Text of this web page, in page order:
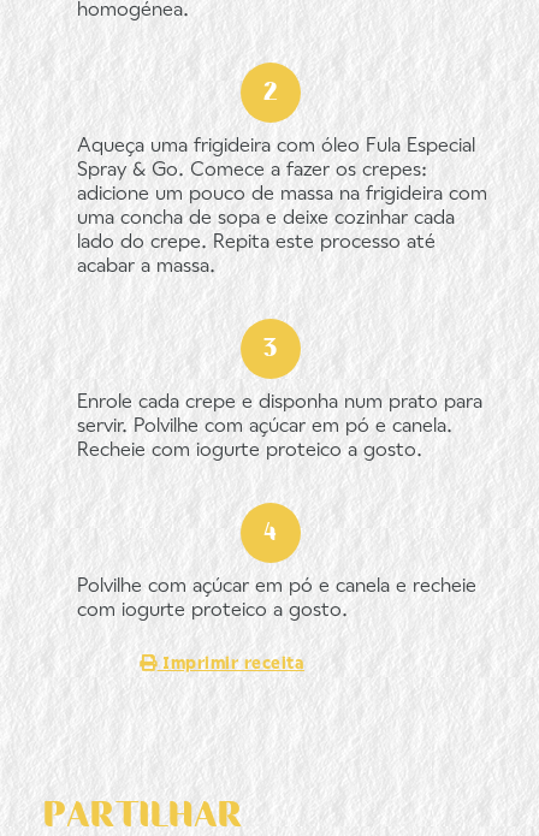
homogénea.
Aqueça uma frigideira com óleo Fula Especial
Spray & Go. Comece a fazer os crepes:
adicione um pouco de massa na frigideira com
uma concha de sopa e deixe cozinhar cada
lado do crepe. Repita este processo até
acabar a massa.
Enrole cada crepe e disponha num prato para
servir. Polvilhe com açúcar em pó e canela.
Recheie com iogurte proteico a gosto.
Polvilhe com açúcar em pó e canela e recheie
com iogurte proteico a gosto.
Imprimir receita
PARTILHAR